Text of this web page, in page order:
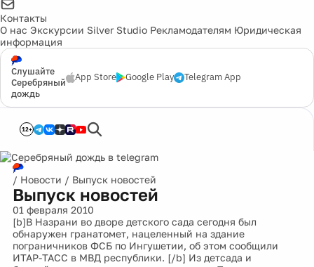
Контакты
О нас Экскурсии Silver Studio Рекламодателям Юридическая
информация
Слушайте
Серебряный
дождь
App Store Google Play Telegram App
12+
/ Новости / Выпуск новостей
Выпуск новостей
01 февраля 2010
[b]В Назрани во дворе детского сада сегодня был
обнаружен гранатомет, нацеленный на здание
пограничников ФСБ по Ингушетии, об этом сообщили
ИТАР-ТАСС в МВД республики. [/b] Из детсада и